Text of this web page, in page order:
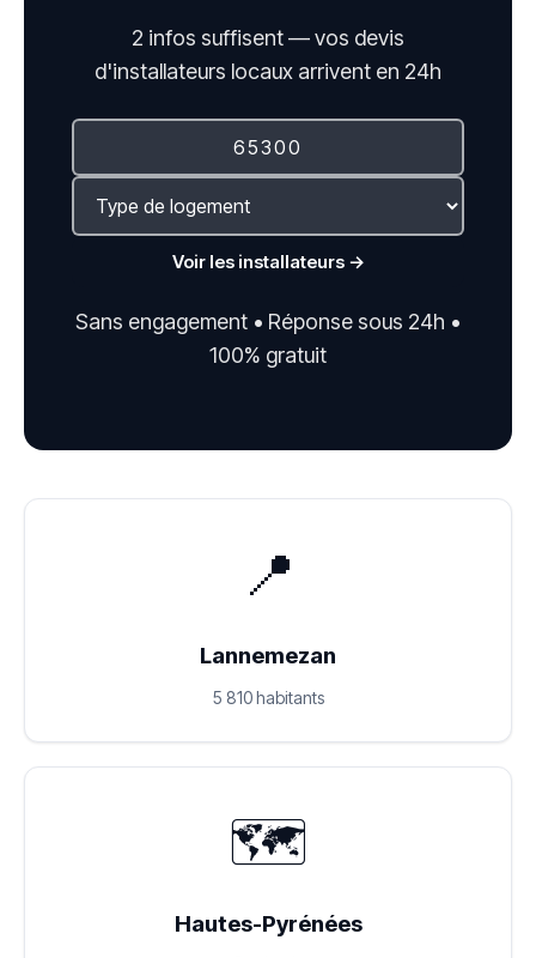
2 infos suffisent — vos devis
d'installateurs locaux arrivent en 24h
Voir les installateurs →
Sans engagement • Réponse sous 24h •
100% gratuit
📍
Lannemezan
5 810 habitants
🗺️
Hautes-Pyrénées